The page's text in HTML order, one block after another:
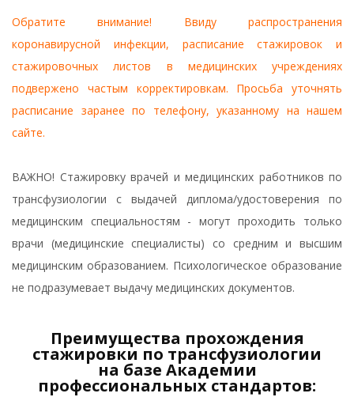
Обратите внимание! Ввиду распространения
коронавирусной инфекции, расписание стажировок и
стажировочных листов в медицинских учреждениях
подвержено частым корректировкам. Просьба уточнять
расписание заранее по телефону, указанному на нашем
сайте.
ВАЖНО! Стажировку врачей и медицинских работников по
трансфузиологии с выдачей диплома/удостоверения по
медицинским специальностям - могут проходить только
врачи (медицинские специалисты) со средним и высшим
медицинским образованием. Психологическое образование
не подразумевает выдачу медицинских документов.
Преимущества прохождения
стажировки по трансфузиологии
на базе Академии
профессиональных стандартов: